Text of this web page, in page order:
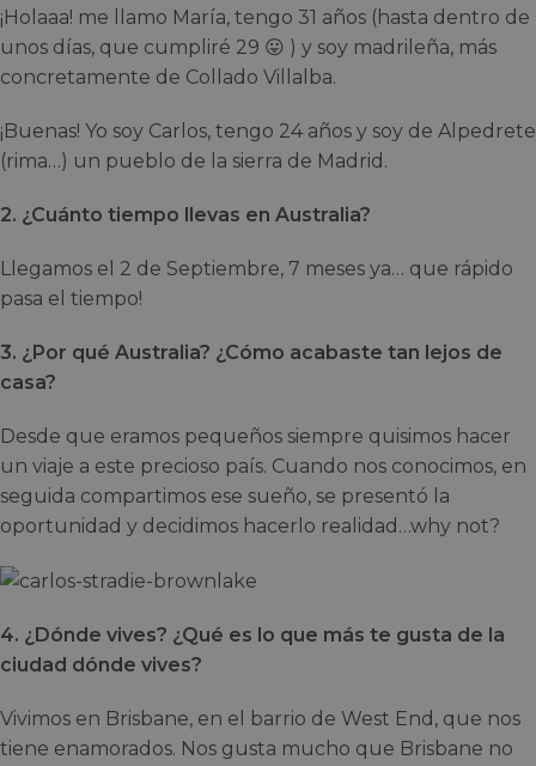
¡Holaaa! me llamo María, tengo 31 años (hasta dentro de
unos días, que cumpliré 29 😛 ) y soy madrileña, más
concretamente de Collado Villalba.
¡Buenas! Yo soy Carlos, tengo 24 años y soy de Alpedrete
(rima…) un pueblo de la sierra de Madrid.
2. ¿Cuánto tiempo llevas en Australia?
Llegamos el 2 de Septiembre, 7 meses ya… que rápido
pasa el tiempo!
3. ¿Por qué Australia? ¿Cómo acabaste tan lejos de
casa?
Desde que eramos pequeños siempre quisimos hacer
un viaje a este precioso país. Cuando nos conocimos, en
seguida compartimos ese sueño, se presentó la
oportunidad y decidimos hacerlo realidad…why not?
4. ¿Dónde vives? ¿Qué es lo que más te gusta de la
ciudad dónde vives?
Vivimos en Brisbane, en el barrio de West End, que nos
tiene enamorados. Nos gusta mucho que Brisbane no